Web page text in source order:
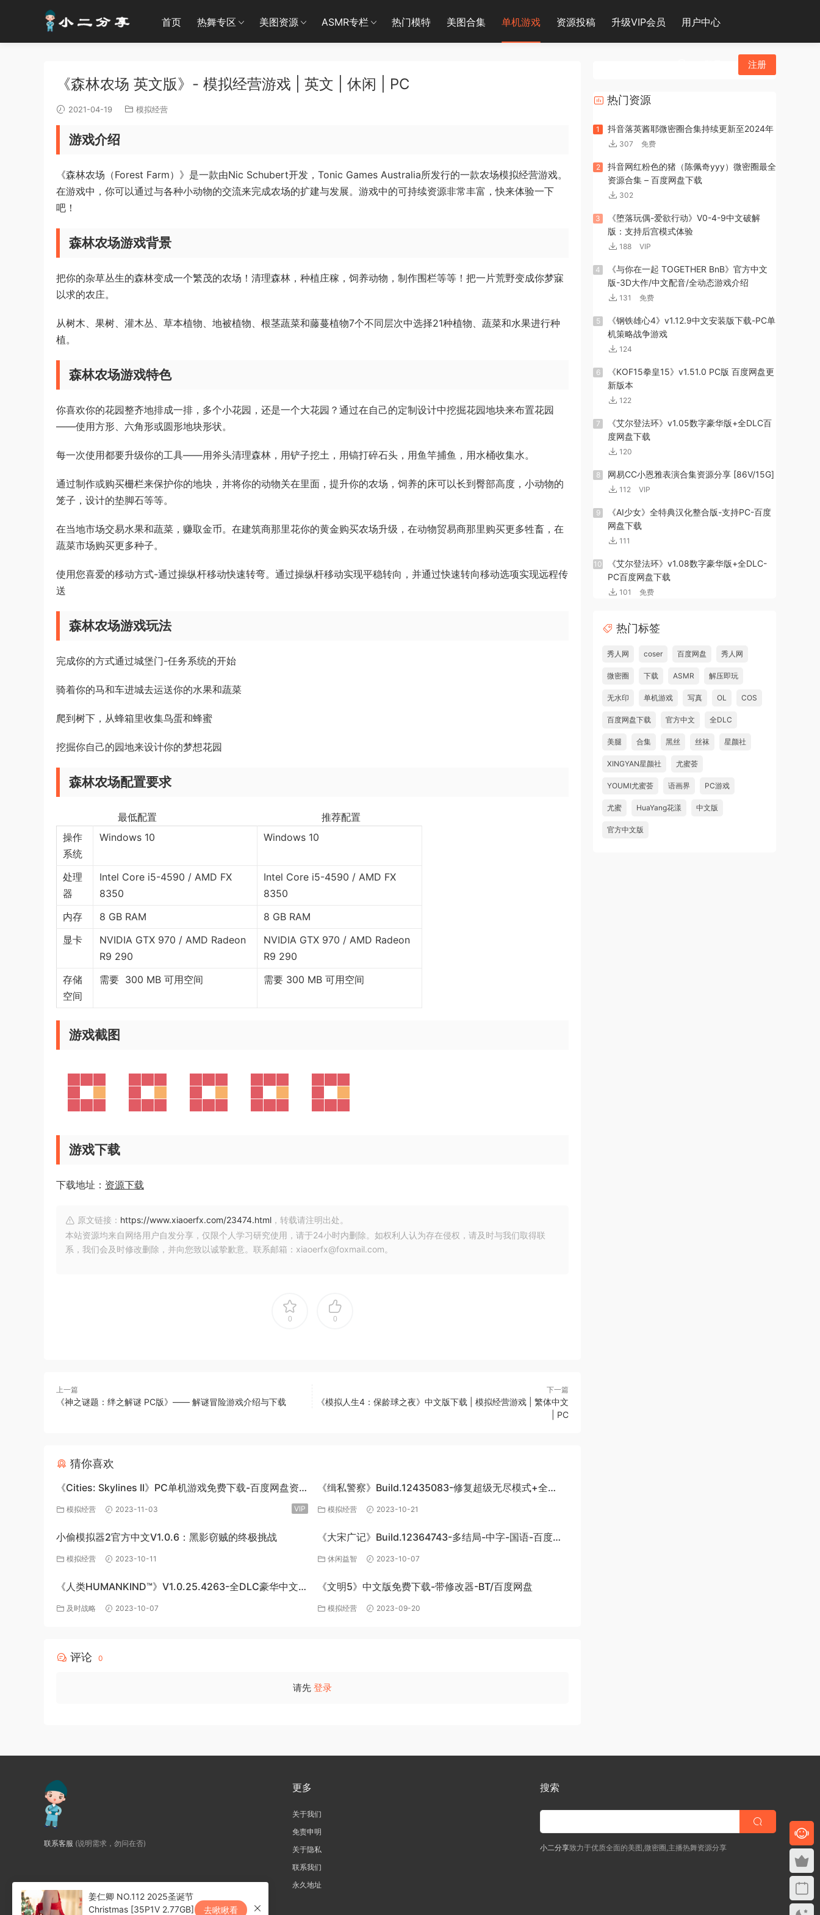
首页 热舞专区 美图资源 ASMR专栏 热门模特 美图合集 单机游戏 资源投稿 升级VIP会员 用户中心
注册
《森林农场 英文版》- 模拟经营游戏 | 英文 | 休闲 | PC
2021-04-19 模拟经营
游戏介绍
《森林农场（Forest Farm）》是一款由Nic Schubert开发，Tonic Games Australia所发行的一款农场模拟经营游戏。
在游戏中，你可以通过与各种小动物的交流来完成农场的扩建与发展。游戏中的可持续资源非常丰富，快来体验一下
吧！
森林农场游戏背景
把你的杂草丛生的森林变成一个繁茂的农场！清理森林，种植庄稼，饲养动物，制作围栏等等！把一片荒野变成你梦寐
以求的农庄。
从树木、果树、灌木丛、草本植物、地被植物、根茎蔬菜和藤蔓植物7个不同层次中选择21种植物、蔬菜和水果进行种
植。
森林农场游戏特色
你喜欢你的花园整齐地排成一排，多个小花园，还是一个大花园？通过在自己的定制设计中挖掘花园地块来布置花园
——使用方形、六角形或圆形地块形状。
每一次使用都要升级你的工具——用斧头清理森林，用铲子挖土，用镐打碎石头，用鱼竿捕鱼，用水桶收集水。
通过制作或购买栅栏来保护你的地块，并将你的动物关在里面，提升你的农场，饲养的床可以长到臀部高度，小动物的
笼子，设计的垫脚石等等。
在当地市场交易水果和蔬菜，赚取金币。在建筑商那里花你的黄金购买农场升级，在动物贸易商那里购买更多牲畜，在
蔬菜市场购买更多种子。
使用您喜爱的移动方式-通过操纵杆移动快速转弯。通过操纵杆移动实现平稳转向，并通过快速转向移动选项实现远程传
送
森林农场游戏玩法
完成你的方式通过城堡门-任务系统的开始
骑着你的马和车进城去运送你的水果和蔬菜
爬到树下，从蜂箱里收集鸟蛋和蜂蜜
挖掘你自己的园地来设计你的梦想花园
森林农场配置要求
最低配置 推荐配置
操作
系统
​Windows 10 Windows 10
处理
器
Intel Core i5-4590 / AMD FX
8350
Intel Core i5-4590 / AMD FX
8350
内存
8 GB RAM
8 GB RAM
显卡
NVIDIA GTX 970 / AMD Radeon
R9 290
NVIDIA GTX 970 / AMD Radeon
R9 290
存储
空间
需要 300 MB 可用空间 需要 300 MB 可用空间
游戏截图
游戏下载
下载地址： 资源下载
原文链接： https://www.xiaoerfx.com/23474.html ，转载请注明出处。
本站资源均来自网络用户自发分享，仅限个人学习研究使用，请于24小时内删除。如权利人认为存在侵权，请及时与我们取得联
系，我们会及时修改删除，并向您致以诚挚歉意。联系邮箱：xiaoerfx@foxmail.com。
0 0
上一篇
《神之谜题：绊之解谜 PC版》—— 解谜冒险游戏介绍与下载
下一篇
《模拟人生4：保龄球之夜》中文版下载 | 模拟经营游戏 | 繁体中文
| PC
猜你喜欢
《Cities: Skylines II》PC单机游戏免费下载-百度网盘资
源 模拟经营 2023-11-03 VIP
《缉私警察》Build.12435083-修复超级无尽模式+全
DLC-官方中文-免费下载
模拟经营 2023-10-21
小偷模拟器2官方中文V1.0.6：黑影窃贼的终极挑战
模拟经营 2023-10-11
《大宋广记》Build.12364743-多结局-中字-国语-百度网
盘下载
休闲益智 2023-10-07
《人类HUMANKIND™》V1.0.25.4263-全DLC豪华中文
版-百度网盘免费下载
及时战略 2023-10-07
《文明5》中文版免费下载-带修改器-BT/百度网盘
模拟经营 2023-09-20
评论 0
请先 登录
热门资源
1 抖音落英酱耶微密圈合集持续更新至2024年
307 免费
2
抖音网红粉色的猪（陈佩奇yyy）微密圈最全
资源合集 – 百度网盘下载
302
3
《堕落玩偶-爱欲行动》V0-4-9中文破解
版：支持后宫模式体验
188 VIP
4
《与你在一起 TOGETHER BnB》官方中文
版-3D大作/中文配音/全动态游戏介绍
131 免费
5
《钢铁雄心4》v1.12.9中文安装版下载-PC单
机策略战争游戏
124
6
《KOF15拳皇15》v1.51.0 PC版 百度网盘更
新版本
122
7
《艾尔登法环》v1.05数字豪华版+全DLC百
度网盘下载
120
8 网易CC小恩雅表演合集资源分享 [86V/15G]
112 VIP
9
《AI少女》全特典汉化整合版-支持PC-百度
网盘下载
111
10
《艾尔登法环》v1.08数字豪华版+全DLC-
PC百度网盘下载
101 免费
热门标签
秀人网 coser 百度网盘 秀人网
微密圈 下载 ASMR 解压即玩
无水印 单机游戏 写真 OL COS
百度网盘下载 官方中文 全DLC
美腿 合集 黑丝 丝袜 星颜社
XINGYAN星颜社 尤蜜荟
YOUMI尤蜜荟 语画界 PC游戏
尤蜜 HuaYang花漾 中文版
官方中文版
联系客服 (说明需求，勿问在否)
更多
关于我们
免责申明
关于隐私
联系我们
永久地址
搜索
小二分享致力于优质全面的美图,微密圈,主播热舞资源分享
姜仁卿 NO.112 2025圣诞节
Christmas [35P1V 2.77GB]
去瞅瞅看